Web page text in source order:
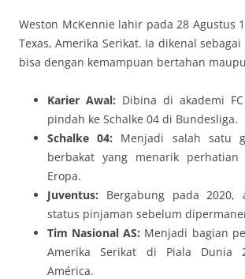
Weston McKennie lahir pada 28 Agustus
Texas, Amerika Serikat. Ia dikenal
bisa dengan kemampuan bertahan
Karier Awal: Dibina di akademi
pindah ke Schalke 04 di Bundesliga.
Schalke 04: Menjadi salah satu
berbakat yang menarik
Eropa.
Juventus: Bergabung pada 2020,
status pinjaman sebelum
Tim Nasional AS: Menjadi bagian
Amerika Serikat di Piala Dunia
América.